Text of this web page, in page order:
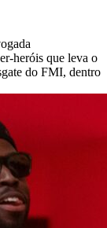
heróis que leva o
do FMI, dentro